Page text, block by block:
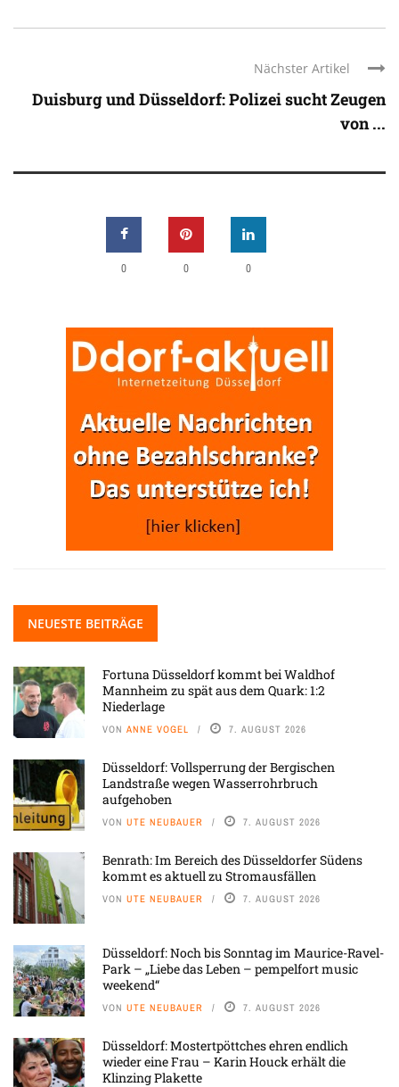
Nächster Artikel
Duisburg und Düsseldorf: Polizei sucht Zeugen
von ...
0 0 0
NEUESTE BEITRÄGE
Fortuna Düsseldorf kommt bei Waldhof
Mannheim zu spät aus dem Quark: 1:2
Niederlage
VON ANNE VOGEL 7. AUGUST 2026
Düsseldorf: Vollsperrung der Bergischen
Landstraße wegen Wasserrohrbruch
aufgehoben
VON UTE NEUBAUER 7. AUGUST 2026
Benrath: Im Bereich des Düsseldorfer Südens
kommt es aktuell zu Stromausfällen
VON UTE NEUBAUER 7. AUGUST 2026
Düsseldorf: Noch bis Sonntag im Maurice-Ravel-
Park – „Liebe das Leben – pempelfort music
weekend“
VON UTE NEUBAUER 7. AUGUST 2026
Düsseldorf: Mostertpöttches ehren endlich
wieder eine Frau – Karin Houck erhält die
Klinzing Plakette